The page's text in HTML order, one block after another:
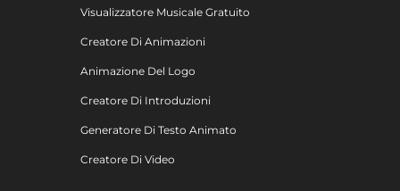
Visualizzatore Musicale Gratuito
Creatore Di Animazioni
Animazione Del Logo
Creatore Di Introduzioni
Generatore Di Testo Animato
Creatore Di Video